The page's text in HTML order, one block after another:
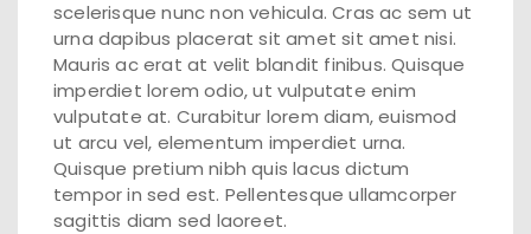
scelerisque nunc non vehicula. Cras ac sem ut
urna dapibus placerat sit amet sit amet nisi.
Mauris ac erat at velit blandit finibus. Quisque
imperdiet lorem odio, ut vulputate enim
vulputate at. Curabitur lorem diam, euismod
ut arcu vel, elementum imperdiet urna.
Quisque pretium nibh quis lacus dictum
tempor in sed est. Pellentesque ullamcorper
sagittis diam sed laoreet.